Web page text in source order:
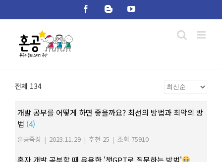
FacebookBloggerYouTube
전체 134
개발 공부를 어떻게 하면 좋을까요? 최선의 방법과 최악의 방
법 (4)
혼공족장 | 2023.11.29 | 추천 25 | 조회 75910
혼자 개발 공부할 때 유용한 '챗GPT로 질문하는 방법'